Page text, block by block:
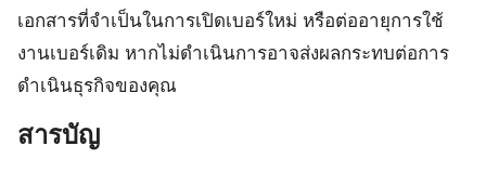
เอกสารที่จำเป็นในการเปิดเบอร์ใหม่ หรือต่ออายุการใช้
งานเบอร์เดิม หากไม่ดำเนินการอาจส่งผลกระทบต่อการ
ดำเนินธุรกิจของคุณ
สารบัญ